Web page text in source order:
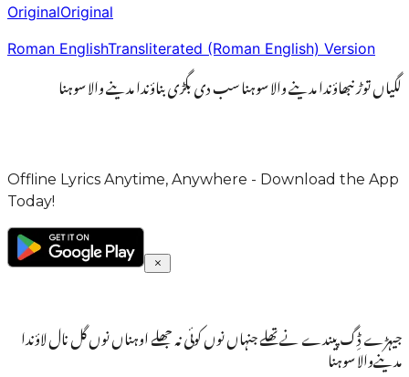
OriginalOriginal
Roman EnglishTransliterated (Roman English) Version
لگیاں توڑ نبھاؤندا مدینے والا سوہنا سب دی بگڑی بناؤندا مدینے والا سوہنا
Offline Lyrics Anytime, Anywhere - Download the App
Today!
جیہڑے ڈِگ پیندے نے تھلے جنہاں نوں کوئی نہ جھلے اوہناں نوں گل نال لاؤندا
مدینےوالا سوہنا